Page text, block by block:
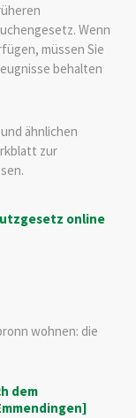
Wenn
müssen Sie
behalten
ähnlichen
zur
online
wohnen: die
dem